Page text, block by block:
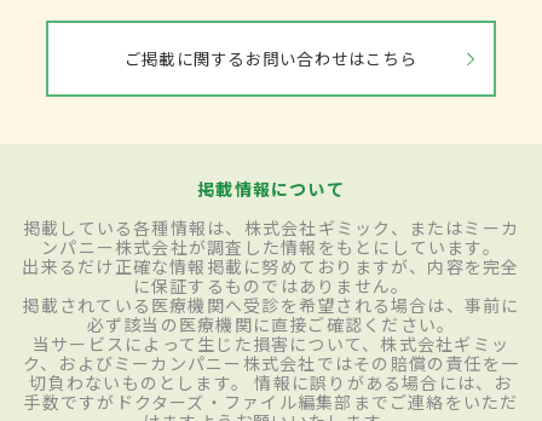
ご掲載に関するお問い合わせはこちら
掲載情報について
掲載している各種情報は、株式会社ギミック、またはミーカ
ンパニー株式会社が調査した情報をもとにしています。
出来るだけ正確な情報掲載に努めておりますが、内容を完全
に保証するものではありません。
掲載されている医療機関へ受診を希望される場合は、事前に
必ず該当の医療機関に直接ご確認ください。
当サービスによって生じた損害について、株式会社ギミッ
ク、およびミーカンパニー株式会社ではその賠償の責任を一
切負わないものとします。 情報に誤りがある場合には、お
手数ですがドクターズ・ファイル編集部までご連絡をいただ